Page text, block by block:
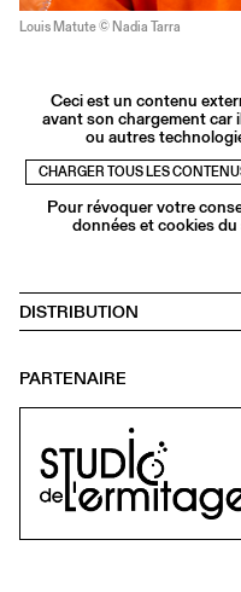
Louis Matute © Nadia Tarra
Ceci est un contenu
avant son chargement car
ou autres
CHARGER TOUS LES
Pour révoquer votre
données et cookies
DISTRIBUTION
PARTENAIRE